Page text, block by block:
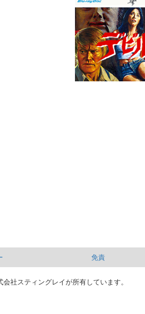
免責
社スティングレイが所有しています。